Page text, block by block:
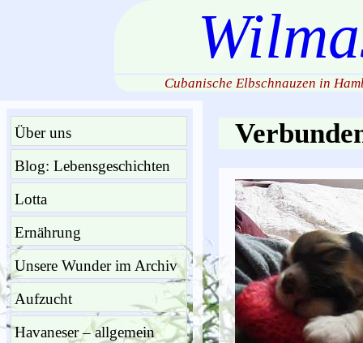
Cubanische Elbschnauzen in
Über uns
Blog: Lebensgeschichten
Lotta
Ernährung
Unsere Wunder im Archiv
Aufzucht
Havaneser – allgemein